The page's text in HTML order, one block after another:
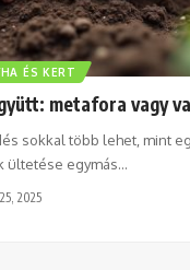
ÉS KERT
metafora vagy
sokkal több lehet, mint
ültetése egymás…
2025